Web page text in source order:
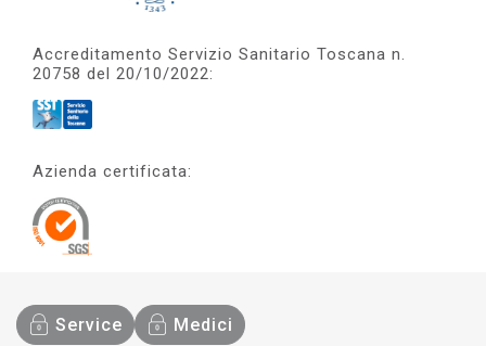
Accreditamento Servizio Sanitario Toscana n.
20758 del 20/10/2022:
Azienda certificata:
Service Medici